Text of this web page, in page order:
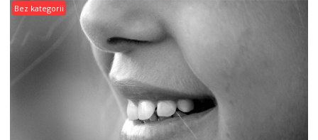
Bez kategorii